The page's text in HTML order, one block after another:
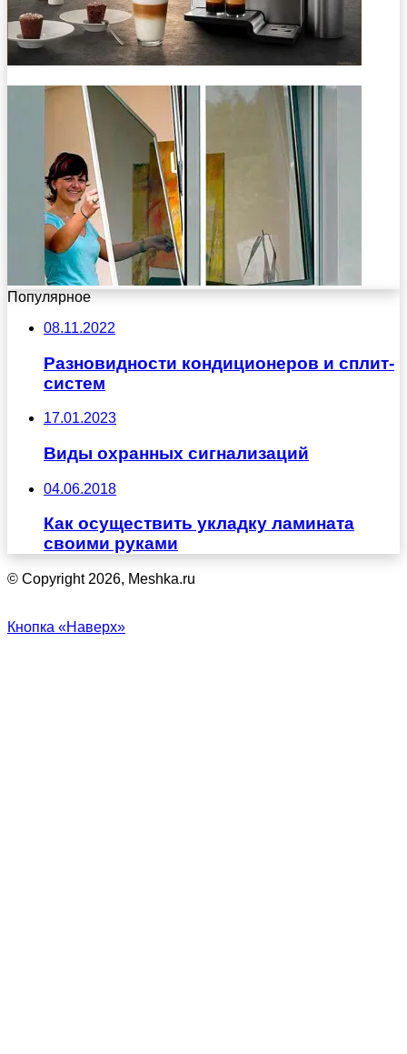
Популярное
08.11.2022
Разновидности кондиционеров и сплит-
систем
17.01.2023
Виды охранных сигнализаций
04.06.2018
Как осуществить укладку ламината
своими руками
© Copyright 2026, Meshka.ru
Кнопка «Наверх»